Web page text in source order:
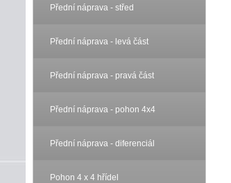
Přední náprava - střed
Přední náprava - levá část
Přední náprava - pravá část
Přední náprava - pohon 4x4
Přední náprava - diferenciál
Pohon 4 x 4 hřídel